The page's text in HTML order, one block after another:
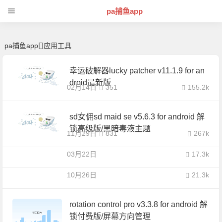
pa捕鱼app
pa捕鱼app 应用工具
幸运破解器lucky patcher v11.1.9 for an
droid最新版
02月14日 155.2k
351
sd女佣sd maid se v5.6.3 for android 解
锁高级版/黑暗毒液主题
11月29日 267k
831
03月22日 17.3k
10月26日 21.3k
rotation control pro v3.3.8 for android 解
锁付费版/屏幕方向管理